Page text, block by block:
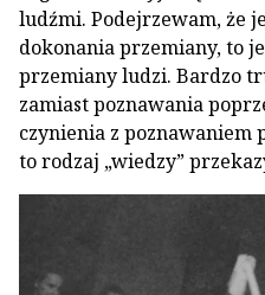
ludźmi. Podejrzewam, że
dokonania prze­miany, to
przemiany ludzi. Bardzo
zamiast po­znawania
czynienia z poznawaniem
to ro­dzaj „wiedzy”